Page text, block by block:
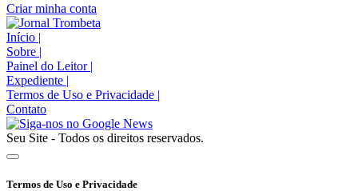
Criar minha conta
Início |
Sobre |
Painel do Leitor |
Expediente |
Termos de Uso e Privacidade |
Contato
Seu Site - Todos os direitos reservados.
Termos de Uso e Privacidade